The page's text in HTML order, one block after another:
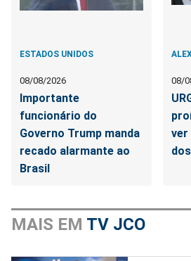
ESTADOS UNIDOS
08/08/2026
Importante
funcionário do
Governo Trump manda
recado alarmante ao
Brasil
08/
ver
MAIS EM TV JCO